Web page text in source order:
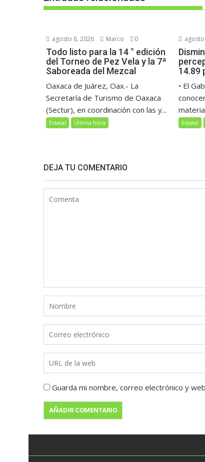
agosto 6, 2026 Marco 0
Todo listo para la 14 ° edición
del Torneo de Pez Vela y la 7ª
Saboreada del Mezcal
Oaxaca de Juárez, Oax.- La
Secretaría de Turismo de Oaxaca
(Sectur), en coordinación con las y...
Estatal Última hora
14.89
• El
Estatal
DEJA TU COMENTARIO
Guarda mi nombre, correo electrónico y